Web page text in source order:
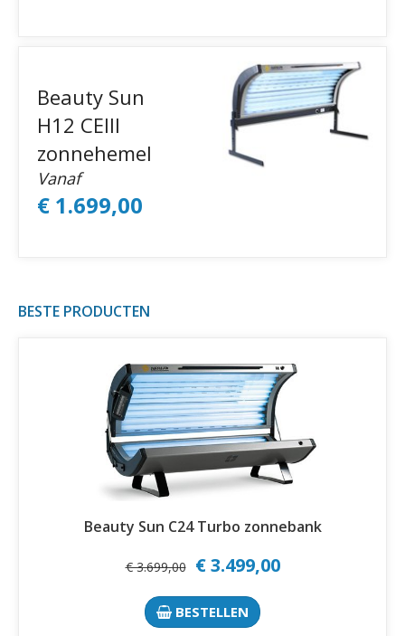
Beauty Sun
H12 CEIII
zonnehemel
Vanaf
€ 1.699,00
BESTE PRODUCTEN
Beauty Sun C24 Turbo zonnebank
€ 3.699,00 € 3.499,00
BESTELLEN